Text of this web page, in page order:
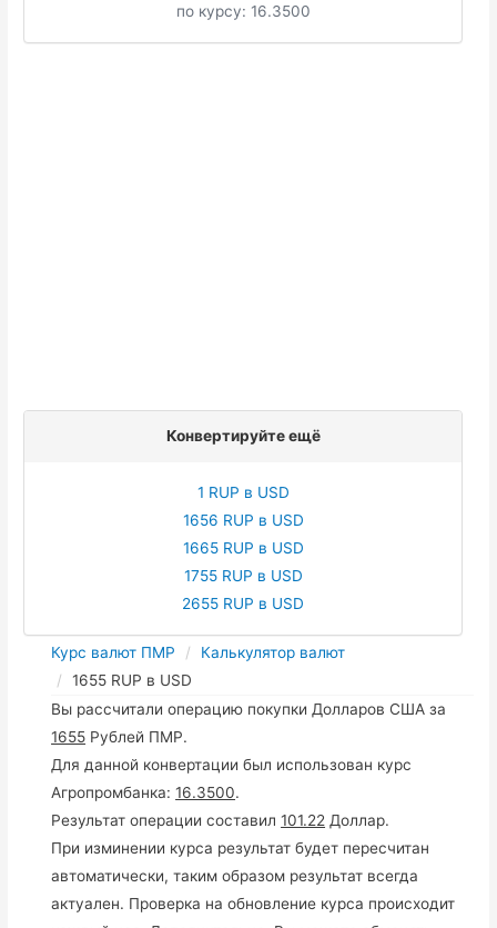
по курсу: 16.3500
Конвертируйте ещё
1 RUP в USD
1656 RUP в USD
1665 RUP в USD
1755 RUP в USD
2655 RUP в USD
Курс валют ПМР
Калькулятор валют
1655 RUP в USD
Вы рассчитали операцию покупки Долларов США за
1655 Рублей ПМР.
Для данной конвертации был использован курс
Агропромбанка:16.3500.
Результат операции составил101.22 Доллар.
При изминении курса результат будет пересчитан
автоматически, таким образом результат всегда
актуален. Проверка на обновление курса происходит